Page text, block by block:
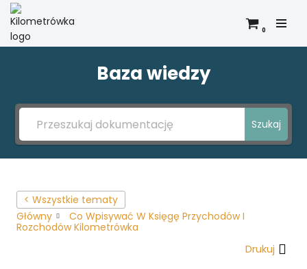
Przejdź
0
Baza wiedzy
Szukaj
< Wszystkie tematy
Główny
Co Wpisywać W Księgę Przychodów I
Rozchodów Kilometrówka
Drukuj